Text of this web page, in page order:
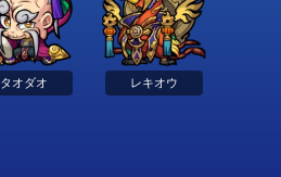
タオダオ レキオウ